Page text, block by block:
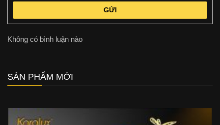
GỬI
Không có bình luận nào
SẢN PHẨM MỚI